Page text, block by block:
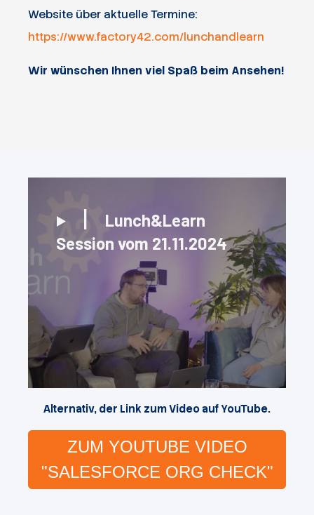
Website über aktuelle Termine:
https://www.factory42.com/lunchandlearn
Wir wünschen Ihnen viel Spaß beim Ansehen!
Lunch&Learn
Session vom 21.11.2024
Alternativ, der Link zum Video auf YouTube.
ZUM YOUTUBE VIDEO
"SALESFORCE ORG CHECK"